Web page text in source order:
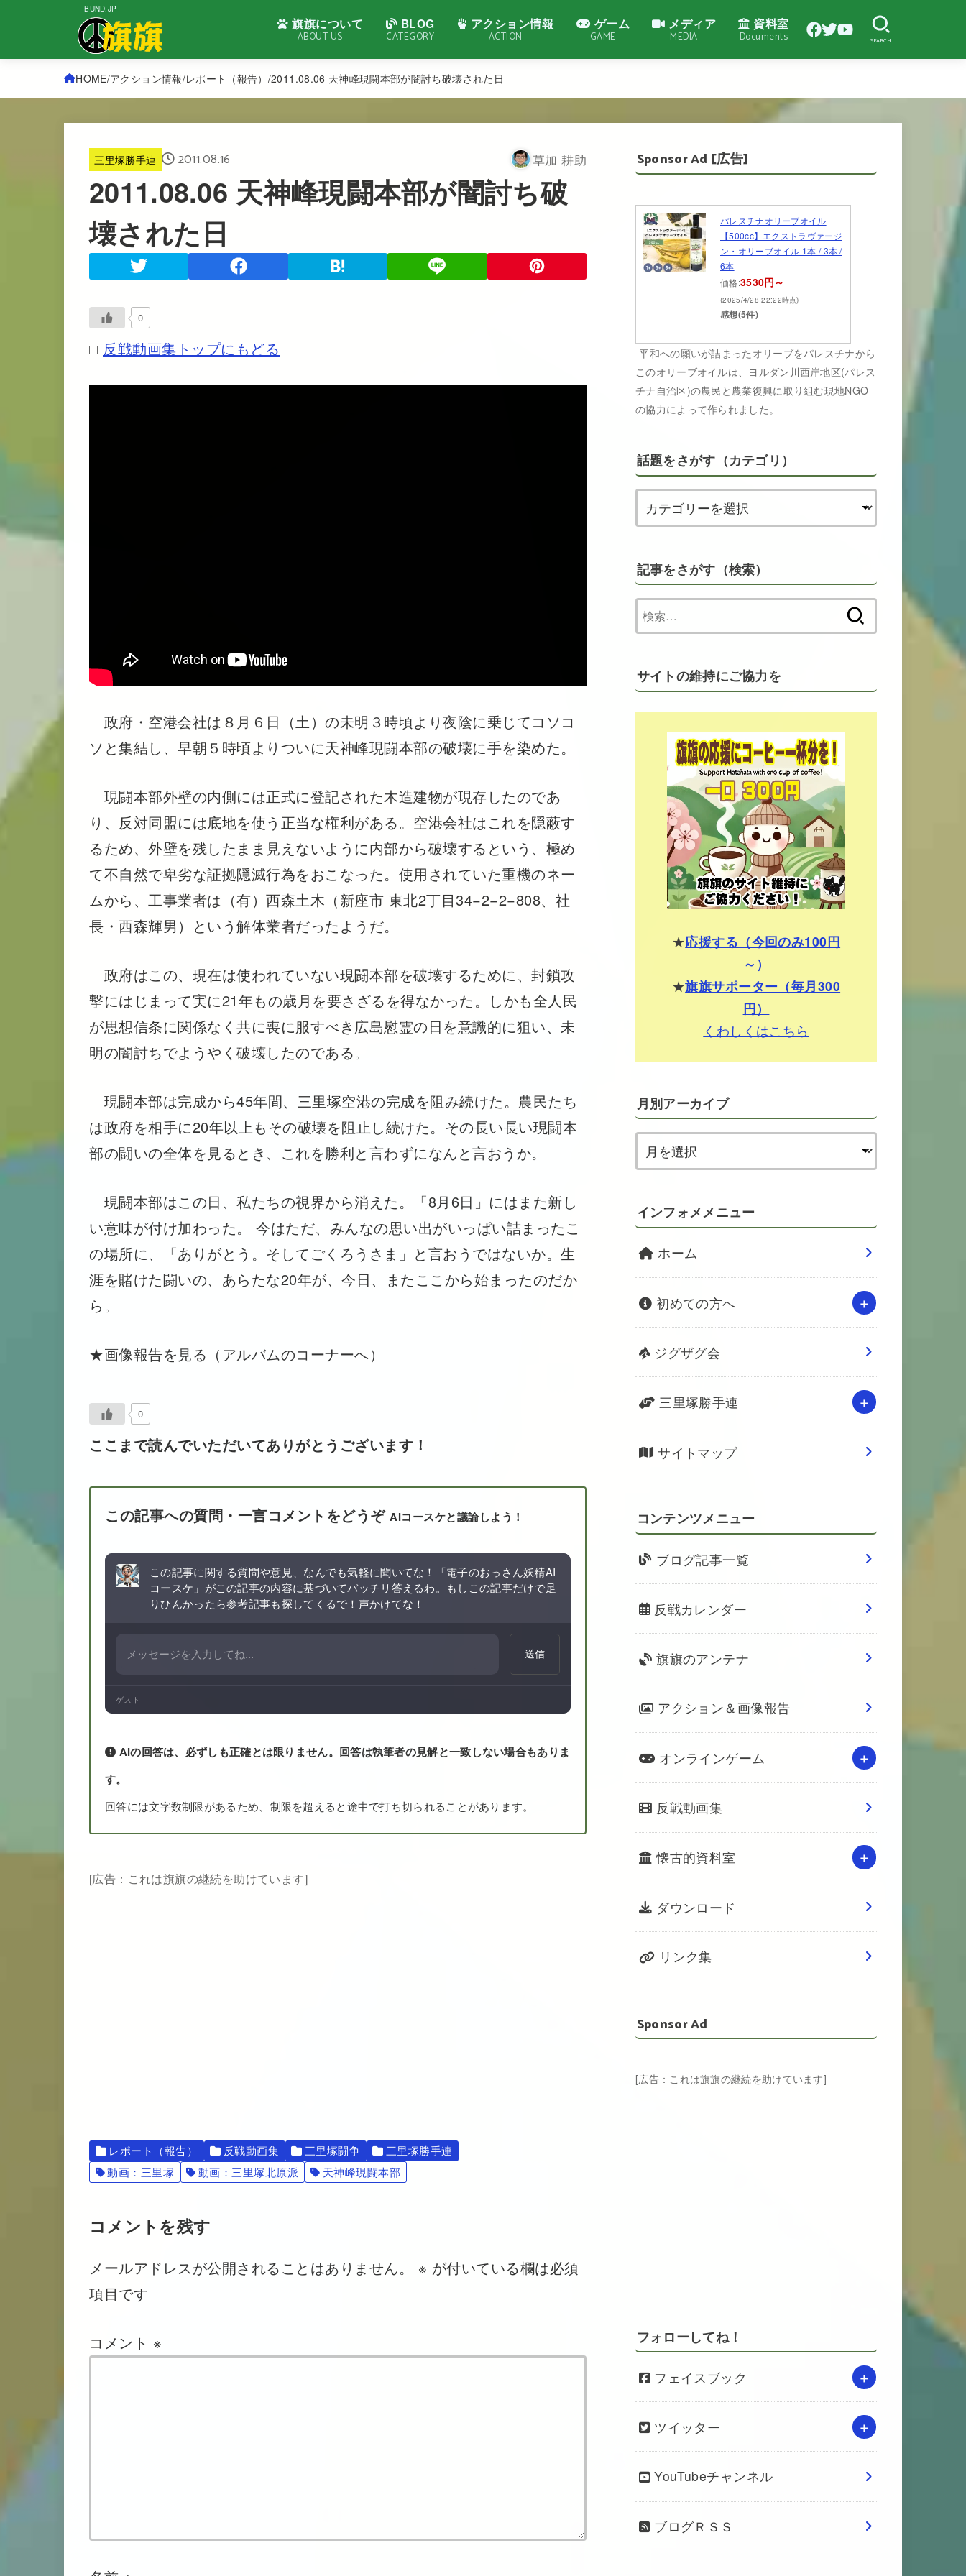
BUND.JP
旗旗について
ABOUT US
BLOG
CATEGORY
アクション情報
ACTION
ゲーム
GAME
メディア
MEDIA
資料室
Documents SEARCH
HOME アクション情報 レポート（報告） 2011.08.06 天神峰現闘本部が闇討ち破壊された日
三里塚勝手連 2011.08.16 草加 耕助
2011.08.06 天神峰現闘本部が闇討ち破
壊された日
0
□ 反戦動画集トップにもどる
政府・空港会社は８月６日（土）の未明３時頃より夜陰に乗じてコソコ
ソと集結し、早朝５時頃よりついに天神峰現闘本部の破壊に手を染めた。
現闘本部外壁の内側には正式に登記された木造建物が現存したのであ
り、反対同盟には底地を使う正当な権利がある。空港会社はこれを隠蔽す
るため、外壁を残したまま見えないように内部から破壊するという、極め
て不自然で卑劣な証拠隠滅行為をおこなった。使用されていた重機のネー
ムから、工事業者は（有）西森土木（新座市 東北2丁目34−2−2−808、社
長・西森輝男）という解体業者だったようだ。
政府はこの、現在は使われていない現闘本部を破壊するために、封鎖攻
撃にはじまって実に21年もの歳月を要さざるを得なかった。しかも全人民
が思想信条に関係なく共に喪に服すべき広島慰霊の日を意識的に狙い、未
明の闇討ちでようやく破壊したのである。
現闘本部は完成から45年間、三里塚空港の完成を阻み続けた。農民たち
は政府を相手に20年以上もその破壊を阻止し続けた。その長い長い現闘本
部の闘いの全体を見るとき、これを勝利と言わずになんと言おうか。
現闘本部はこの日、私たちの視界から消えた。「8月6日」にはまた新し
い意味が付け加わった。 今はただ、みんなの思い出がいっぱい詰まったこ
の場所に、「ありがとう。そしてごくろうさま」と言おうではないか。生
涯を賭けた闘いの、あらたな20年が、今日、またここから始まったのだか
ら。
★画像報告を見る（アルバムのコーナーへ）
0
ここまで読んでいただいてありがとうございます！
この記事への質問・一言コメントをどうぞ AIコースケと議論しよう！
この記事に関する質問や意見、なんでも気軽に聞いてな！「電子のおっさん妖精AI
コースケ」がこの記事の内容に基づいてバッチリ答えるわ。もしこの記事だけで足
りひんかったら参考記事も探してくるで！声かけてな！
送信
ゲスト
AIの回答は、必ずしも正確とは限りません。回答は執筆者の見解と一致しない場合もありま
す。
回答には文字数制限があるため、制限を超えると途中で打ち切られることがあります。
[広告：これは旗旗の継続を助けています]
レポート（報告） 反戦動画集 三里塚闘争
三里塚勝手連
動画：三里塚
動画：三里塚北原派 天神峰現闘本部
コメントを残す
メールアドレスが公開されることはありません。 ※ が付いている欄は必須
項目です
コメント ※
Sponsor Ad [広告]
パレスチナオリーブオイル
【500cc】エクストラヴァージ
ン・オリーブオイル 1本 / 3本 /
6本
価格:3530円～
(2025/4/28 22:22時点)
感想(5件)
平和への願いが詰まったオリーブをパレスチナから
このオリーブオイルは、ヨルダン川西岸地区(パレス
チナ自治区)の農民と農業復興に取り組む現地NGO
の協力によって作られました。
話題をさがす（カテゴリ）
記事をさがす（検索）
索:
サイトの維持にご協力を
★応援する（今回のみ100円
～）
★旗旗サポーター（毎月300
円）
くわしくはこちら
月別アーカイブ
インフォメメニュー
ホーム
初めての方へ
ジグザグ会
三里塚勝手連
サイトマップ
コンテンツメニュー
ブログ記事一覧
反戦カレンダー
旗旗のアンテナ
アクション＆画像報告
オンラインゲーム
反戦動画集
懐古的資料室
ダウンロード
リンク集
Sponsor Ad
[広告：これは旗旗の継続を助けています]
フォローしてね！
フェイスブック
ツイッター
YouTubeチャンネル
ブログＲＳＳ